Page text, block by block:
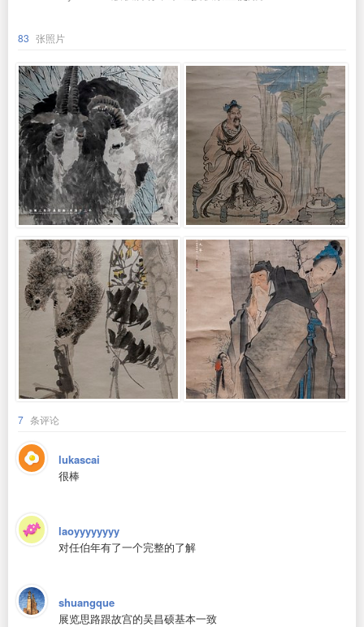
83 张照片
7 条评论
lukascai
很棒
laoyyyyyyyy
对任伯年有了一个完整的了解
shuangque
展览思路跟故宫的吴昌硕基本一致